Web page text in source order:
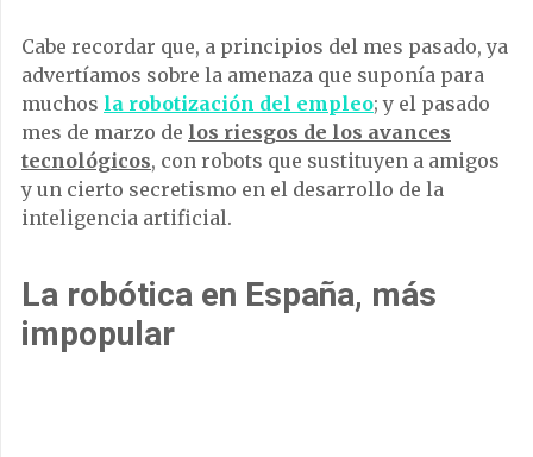
Cabe recordar que, a principios del mes pasado, ya
advertíamos sobre la amenaza que suponía para
muchos la robotización del empleo; y el pasado
mes de marzo de los riesgos de los avances
tecnológicos, con robots que sustituyen a amigos
y un cierto secretismo en el desarrollo de la
inteligencia artificial.
La robótica en España, más
impopular